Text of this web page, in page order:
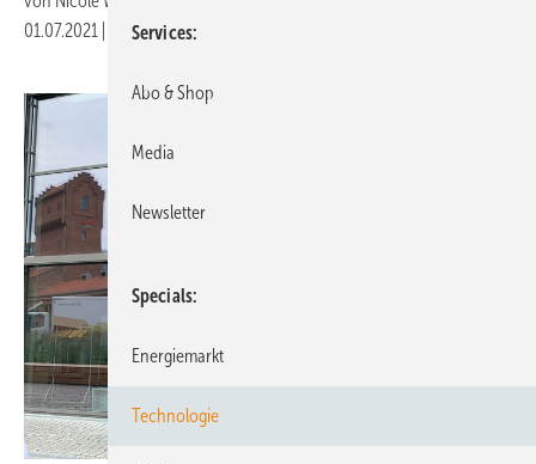
01.07.2021
Druckvorschau
Services
Abo & Shop
Media
Newsletter
Specials
Energiemarkt
Technologie